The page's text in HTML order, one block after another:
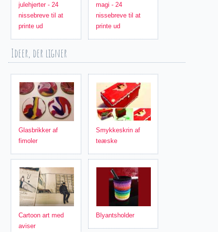
julehjerter - 24
nissebreve til at
printe ud
magi - 24
nissebreve til at
printe ud
Ideer, der ligner
Glasbrikker af
fimoler
Smykkeskrin af
teæske
Cartoon art med
aviser
Blyantsholder